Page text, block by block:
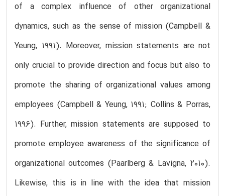
of a complex influence of other organizational
dynamics, such as the sense of mission (Campbell &
Yeung, 1991). Moreover, mission statements are not
only crucial to provide direction and focus but also to
promote the sharing of organizational values among
employees (Campbell & Yeung, 1991; Collins & Porras,
1996). Further, mission statements are supposed to
promote employee awareness of the significance of
organizational outcomes (Paarlberg & Lavigna, 2010).
Likewise, this is in line with the idea that mission